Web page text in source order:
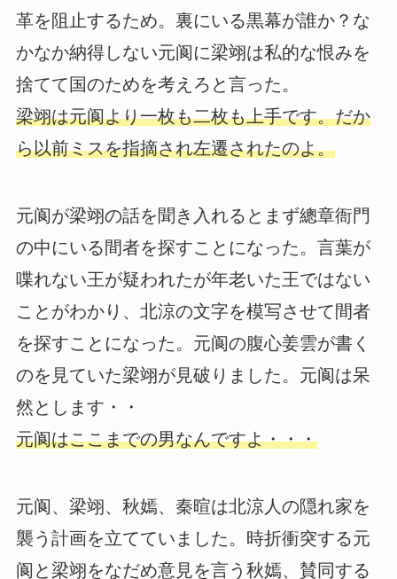
革を阻止するため。裏にいる黒幕が誰か？な
かなか納得しない元阆に梁翊は私的な恨みを
捨てて国のためを考えろと言った。
梁翊は元阆より一枚も二枚も上手です。だか
ら以前ミスを指摘され左遷されたのよ。
元阆が梁翊の話を聞き入れるとまず總章衙門
の中にいる間者を探すことになった。言葉が
喋れない王が疑われたが年老いた王ではない
ことがわかり、北涼の文字を模写させて間者
を探すことになった。元阆の腹心姜雲が書く
のを見ていた梁翊が見破りました。元阆は呆
然とします・・
元阆はここまでの男なんですよ・・・
元阆、梁翊、秋嫣、秦暄は北涼人の隠れ家を
襲う計画を立てていました。時折衝突する元
阆と梁翊をなだめ意見を言う秋嫣、賛同する